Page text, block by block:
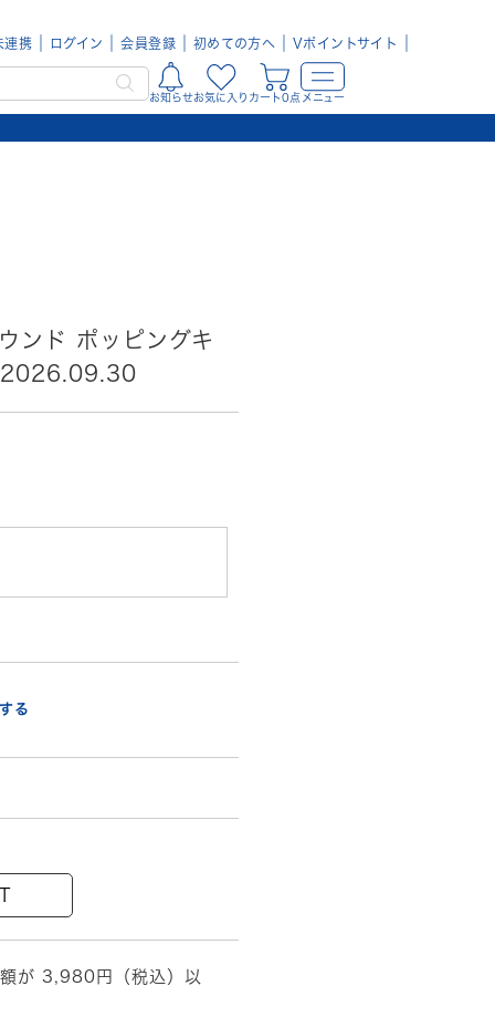
連携 ログイン 会員登録 初めての方へ Vポイントサイト
お知らせお気に入り カート0点 メニュー
ンド ポッピングキ
2026.09.30
る
が 3,980円（税込）以